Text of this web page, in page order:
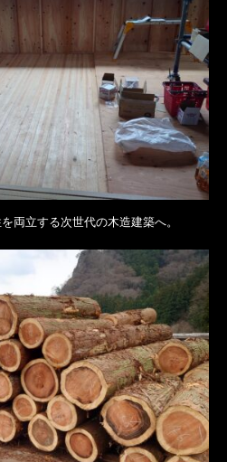
両立する次世代の木造建築へ。